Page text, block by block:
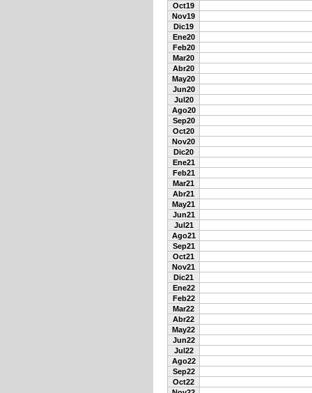
Oct19
Nov19
Dic19
Ene20
Feb20
Mar20
Abr20
May20
Jun20
Jul20
Ago20
Sep20
Oct20
Nov20
Dic20
Ene21
Feb21
Mar21
Abr21
May21
Jun21
Jul21
Ago21
Sep21
Oct21
Nov21
Dic21
Ene22
Feb22
Mar22
Abr22
May22
Jun22
Jul22
Ago22
Sep22
Oct22